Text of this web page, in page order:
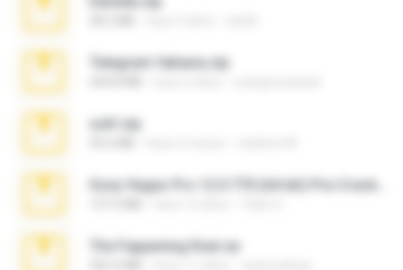
Telegram fabiana.zip
ouh!.zip
The Fappening final.rar